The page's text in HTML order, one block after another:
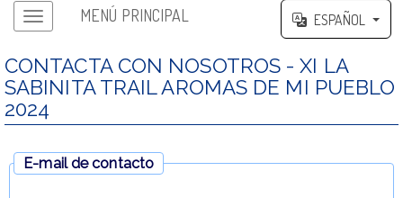
MENÚ PRINCIPAL ESPAÑOL
CONTACTA CON NOSOTROS - XI LA
SABINITA TRAIL AROMAS DE MI PUEBLO
2024
E-mail de contacto